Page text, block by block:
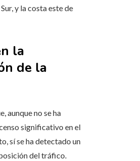
y la costa este de
la
de la
aunque no se ha
significativo en el
sí se ha detectado un
del tráfico.